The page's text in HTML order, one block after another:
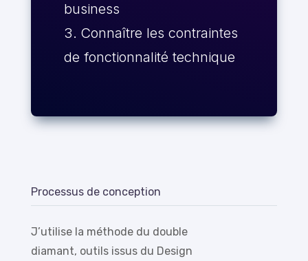
business
Connaître les contraintes
de fonctionnalité technique
Processus de conception
J’utilise la méthode du double
diamant, outils issus du Design